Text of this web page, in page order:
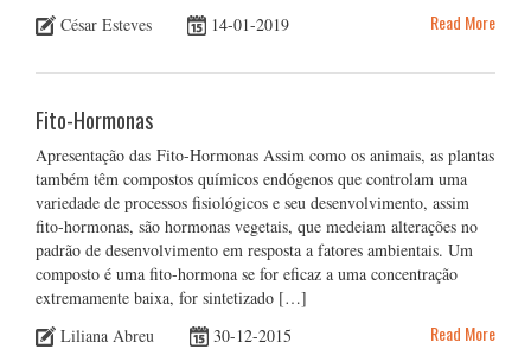
César Esteves
14-01-2019 Read More
Fito-Hormonas
Apresentação das Fito-Hormonas Assim como os animais, as plantas
também têm compostos químicos endógenos que controlam uma
variedade de processos fisiológicos e seu desenvolvimento, assim
fito-hormonas, são hormonas vegetais, que medeiam alterações no
padrão de desenvolvimento em resposta a fatores ambientais. Um
composto é uma fito-hormona se for eficaz a uma concentração
extremamente baixa, for sintetizado […]
Liliana Abreu
30-12-2015 Read More